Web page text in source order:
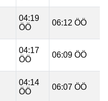
04:19
ÖÖ
06:12 ÖÖ
04:17
ÖÖ
06:09 ÖÖ
04:14
ÖÖ
06:07 ÖÖ